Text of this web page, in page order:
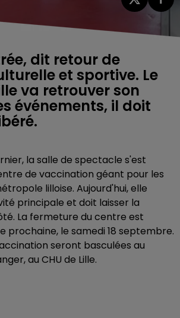
dit retour de
et sportive. Le
va retrouver son
événements, il doit
la salle de spectacle s'est
de vaccination géant pour les
lilloise. Aujourd'hui, elle
principale et doit laisser la
La fermeture du centre est
prochaine, le samedi 18 septembre.
seront basculées au
au CHU de Lille.